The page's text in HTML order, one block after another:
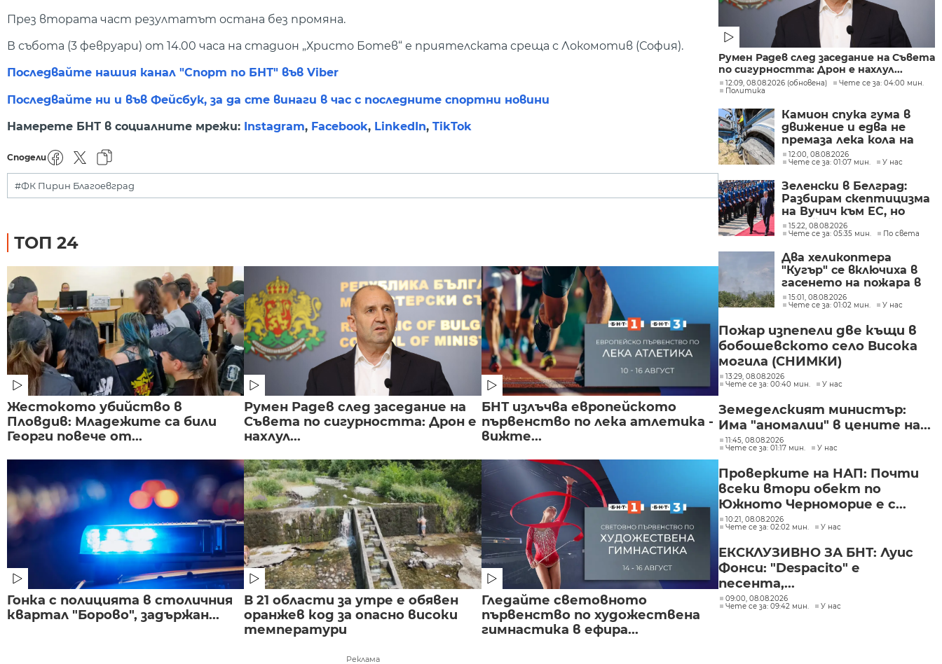
През втората част резултатът остана без промяна.
В събота (3 февруари) от 14.00 часа на стадион „Христо Ботев“ е приятелската среща с Локомотив (София).
Последвайте нашия канал "Спорт по БНТ" във Viber
Последвайте ни и във Фейсбук, за да сте винаги в час с последните спортни новини
Намерете БНТ в социалните мрежи: Instagram, Facebook, LinkedIn, TikTok
Сподели
#ФК Пирин Благоевград
ТОП 24
Жестокото убийство в
Пловдив: Младежите са били
Георги повече от...
Румен Радев след заседание на
Съвета по сигурността: Дрон е
нахлул...
БНТ излъчва европейското
първенство по лека атлетика -
вижте...
Гонка с полицията в столичния
квартал "Борово", задържан...
В 21 области за утре е обявен
оранжев код за опасно високи
температури
Гледайте световното
първенство по художествена
гимнастика в ефира...
Реклама
Румен Радев след заседание на Съвета
по сигурността: Дрон е нахлул...
12:09, 08.08.2026 (обновена)
Чете се за: 04:00 мин.
Политика
Камион спука гума в
движение и едва не
премаза лека кола на
Подбалканския път
(СНИМКИ)
12:00, 08.08.2026
Чете се за: 01:07 мин.
У нас
Зеленски в Белград:
Разбирам скептицизма
на Вучич към ЕС, но
Украйна е във война и
няма време за
скептицизъм
15:22, 08.08.2026
Чете се за: 05:35 мин.
По света
Два хеликоптера
"Кугър" се включиха в
гасенето на пожара в
Асеновградско
(СНИМКИ)
15:01, 08.08.2026
Чете се за: 01:02 мин.
У нас
Пожар изпепели две къщи в
бобошевското село Висока
могила (СНИМКИ)
13:29, 08.08.2026
Чете се за: 00:40 мин.
У нас
Земеделският министър:
Има "аномалии" в цените на...
11:45, 08.08.2026
Чете се за: 01:17 мин.
У нас
Проверките на НАП: Почти
всеки втори обект по
Южното Черноморие е с...
10:21, 08.08.2026
Чете се за: 02:02 мин.
У нас
ЕКСКЛУЗИВНО ЗА БНТ: Луис
Фонси: "Despacito" е
песента,...
09:00, 08.08.2026
Чете се за: 09:42 мин.
У нас